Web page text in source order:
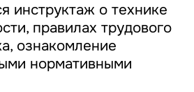
инструктаж о технике
правилах трудового
ознакомление
нормативными